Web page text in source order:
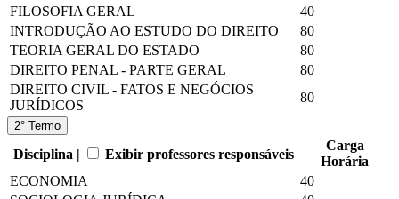
FILOSOFIA GERAL
40
INTRODUÇÃO AO ESTUDO DO DIREITO
80
TEORIA GERAL DO ESTADO
80
DIREITO PENAL - PARTE GERAL
80
DIREITO CIVIL - FATOS E NEGÓCIOS
JURÍDICOS
80
2° Termo
Disciplina | Exibir professores responsáveis
Carga
Horária
ECONOMIA
40